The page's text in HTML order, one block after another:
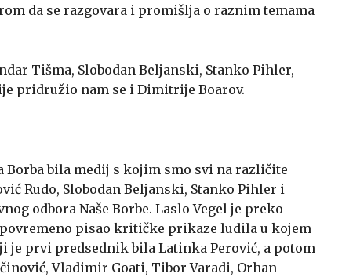
da se razgovara i promišlja o raznim temama
Tišma, Slobodan Beljanski, Stanko Pihler,
pridružio nam se i Dimitrije Boarov.
Borba bila medij s kojim smo svi na različite
Rudo, Slobodan Beljanski, Stanko Pihler i
odbora Naše Borbe. Laslo Vegel je preko
povremeno pisao kritičke prikaze ludila u kojem
je prvi predsednik bila Latinka Perović, a potom
Vladimir Goati, Tibor Varadi, Orhan